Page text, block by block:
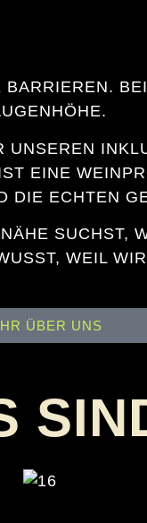
EI­NE
ECH­TEN
SUCHST,
WEIL
ÜBER UNS